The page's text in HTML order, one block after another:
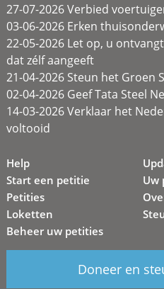
27-07-2026 Verbied
03-06-2026 Erken
22-05-2026 Let op, u
dat zélf aangeeft
21-04-2026 Steun het Groen
02-04-2026 Geef Tata Steel
14-03-2026 Verklaar het
voltooid
Help
Start een petitie
Petities
Loketten
Beheer uw petities
Uw
Doneer en